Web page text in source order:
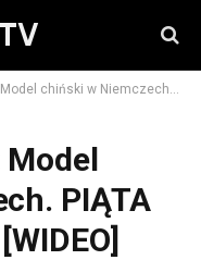
Niemczech. PIĄTA FALA już w lutym! [WIDEO]
Model
PIĄTA